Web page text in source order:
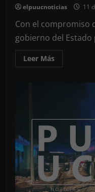
elpuucnoticias 11
Con el compromiso
gobierno del Estado
Leer MásLeer
más
reunión
de
la
Federación
Nacional
de
Municipios
de
México
(FENAMM)